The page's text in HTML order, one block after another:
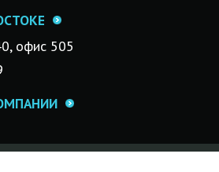
офис 505